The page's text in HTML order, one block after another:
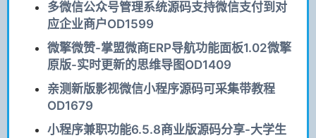
多微信公众号管理系统源码支持微信支付到对
应企业商户OD1599
微擎微赞-掌盟微商ERP导航功能面板1.02微擎
原版-实时更新的思维导图OD1409
亲测新版影视微信小程序源码可采集带教程
OD1679
小程序兼职功能6.5.8商业版源码分享-大学生